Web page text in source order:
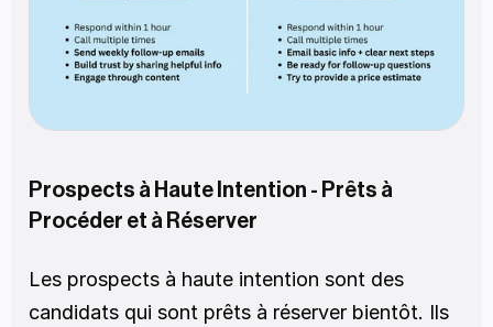
Prospects à Haute Intention - Prêts à
Procéder et à Réserver
Les prospects à haute intention sont des
candidats qui sont prêts à réserver bientôt. Ils